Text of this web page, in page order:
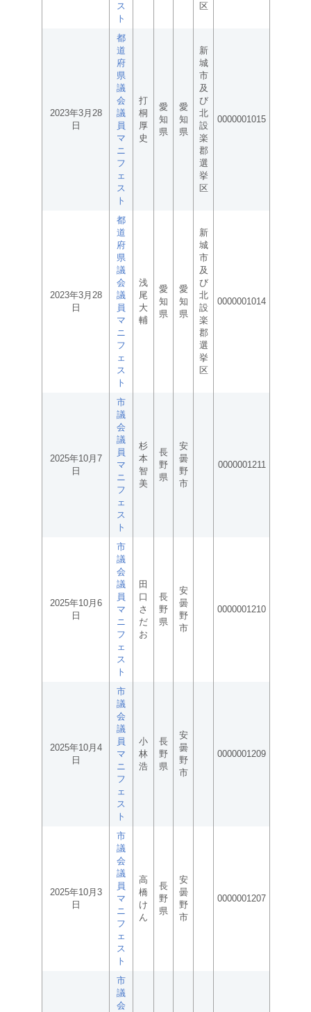
ス
ト
区
2023年3月28
日
都
道
府
県
議
会
議
員
マ
ニ
フ
ェ
ス
ト
打
桐
厚
史
愛
知
県
愛
知
県
新
城
市
及
び
北
設
楽
郡
選
挙
区
0000001015
2023年3月28
日
都
道
府
県
議
会
議
員
マ
ニ
フ
ェ
ス
ト
浅
尾
大
輔
愛
知
県
愛
知
県
新
城
市
及
び
北
設
楽
郡
選
挙
区
0000001014
2025年10月7
日
市
議
会
議
員
マ
ニ
フ
ェ
ス
ト
杉
本
智
美
長
野
県
安
曇
野
市
0000001211
2025年10月6
日
市
議
会
議
員
マ
ニ
フ
ェ
ス
ト
田
口
さ
だ
お
長
野
県
安
曇
野
市
0000001210
2025年10月4
日
市
議
会
議
員
マ
ニ
フ
ェ
ス
ト
小
林
浩
長
野
県
安
曇
野
市
0000001209
2025年10月3
日
市
議
会
議
員
マ
ニ
フ
ェ
ス
ト
高
橋
け
ん
長
野
県
安
曇
野
市
0000001207
市
議
会